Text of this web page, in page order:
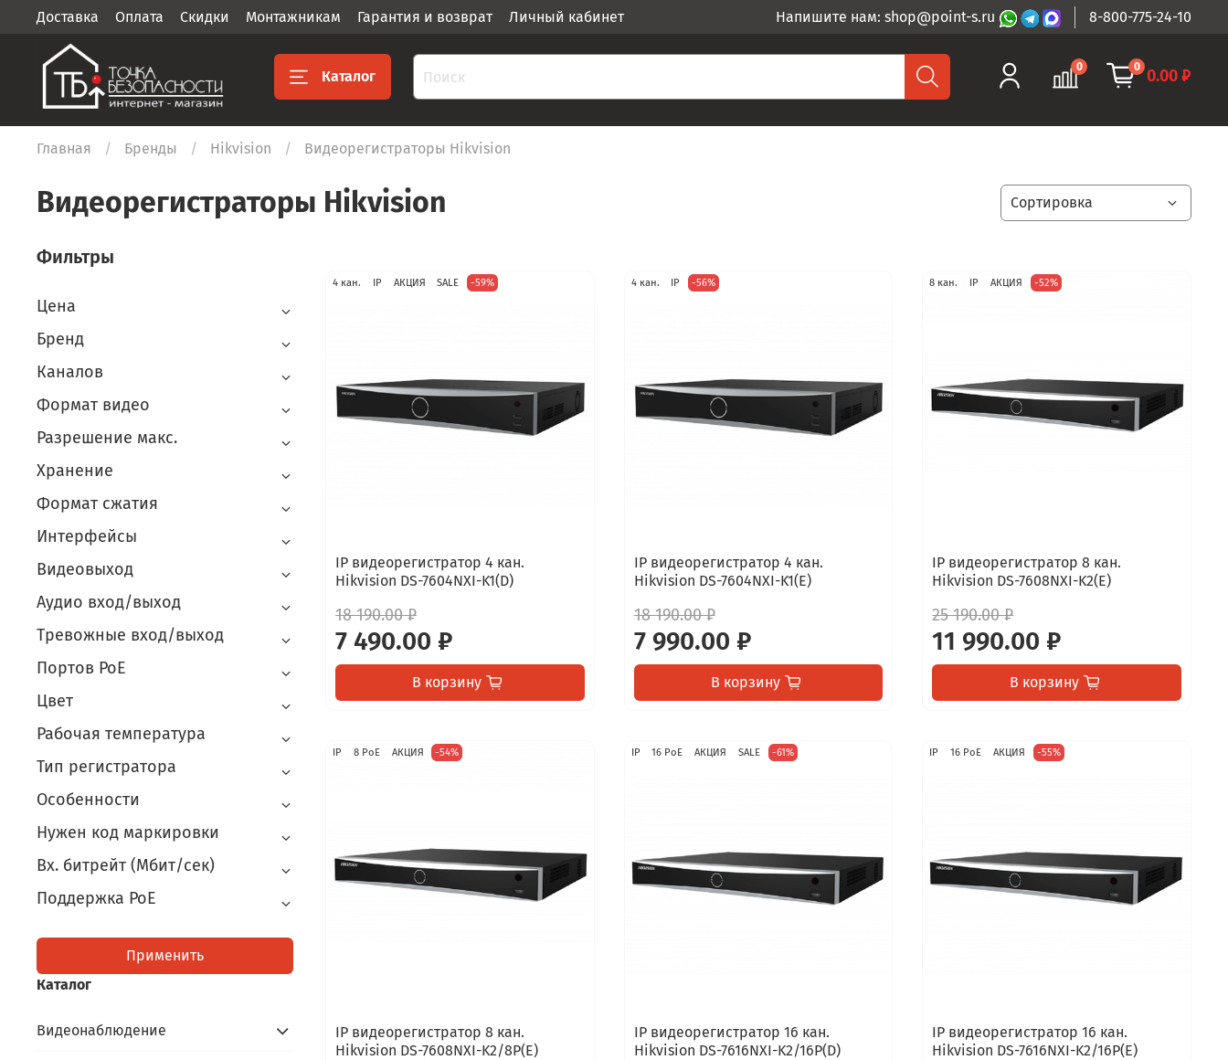
Доставка Оплата Скидки Монтажникам Гарантия и возврат Личный кабинет Напишите нам: shop@point-s.ru 8-800-775-24-10
Каталог
0 0 0.00 ₽
Главная Бренды Hikvision Видеорегистраторы Hikvision
Видеорегистраторы Hikvision
4 кан. IP АКЦИЯ SALE -59%
IP видеорегистратор 4 кан.
Hikvision DS-7604NXI-K1(D)
18 190.00 ₽
7 490.00 ₽
В корзину
4 кан. IP -56%
IP видеорегистратор 4 кан.
Hikvision DS-7604NXI-K1(E)
18 190.00 ₽
7 990.00 ₽
В корзину
8 кан. IP АКЦИЯ -52%
IP видеорегистратор 8 кан.
Hikvision DS-7608NXI-K2(E)
25 190.00 ₽
11 990.00 ₽
В корзину
IP 8 PoE АКЦИЯ -54%
IP видеорегистратор 8 кан.
Hikvision DS-7608NXI-K2/8P(E)
IP 16 PoE АКЦИЯ SALE -61%
IP видеорегистратор 16 кан.
Hikvision DS-7616NXI-K2/16P(D)
IP 16 PoE АКЦИЯ -55%
IP видеорегистратор 16 кан.
Hikvision DS-7616NXI-K2/16P(E)
Фильтры
Цена
Бренд
Каналов
Формат видео
Разрешение макс.
Хранение
Формат сжатия
Интерфейсы
Видеовыход
Аудио вход/выход
Тревожные вход/выход
Портов PoE
Цвет
Рабочая температура
Тип регистратора
Особенности
Нужен код маркировки
Вх. битрейт (Мбит/сек)
Поддержка PoE
Применить
Каталог
Видеонаблюдение